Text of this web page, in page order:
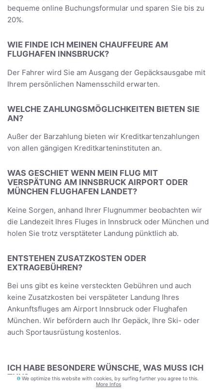
bequeme online Buchungsformular und sparen Sie bis zu
20%.
WIE FINDE ICH MEINEN CHAUFFEURE AM
FLUGHAFEN INNSBRUCK?
Der Fahrer wird Sie am Ausgang der Gepäcksausgabe mit
Ihrem persönlichen Namensschild erwarten.
WELCHE ZAHLUNGSMÖGLICHKEITEN BIETEN SIE
AN?
Außer der Barzahlung bieten wir Kreditkartenzahlungen
von allen gängigen Kreditkarteninstituten an.
WAS GESCHIET WENN MEIN FLUG MIT
VERSPÄTUNG AM INNSBRUCK AIRPORT ODER
MÜNCHEN FLUGHAFEN LANDET?
Keine Sorgen, anhand Ihrer Flugnummer beobachten wir
die Landezeit Ihres Fluges in Innsbruck oder München und
holen Sie trotz versptäteter Landung pünktlich ab.
ENTSTEHEN ZUSATZKOSTEN ODER
EXTRAGEBÜHREN?
Bei uns gibt es keine versteckten Gebühren und auch
keine Zusatzkosten bei verspäteter Landung Ihres
Ankunftsfluges am Airport Innsbruck oder Flughafen
München. Wir befördern auch Ihr Gepäck, Ihre Ski- oder
auch Sportausrüstung kostenlos.
ICH HABE BESONDERE WÜNSCHE, WAS MUSS ICH
TUN?We optimize this website with cookies, by surfing further you agree to this.
More Infos